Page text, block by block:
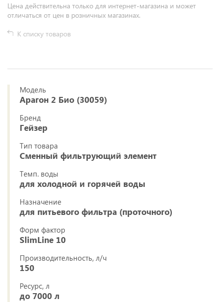
Цена действительна только для интернет-магазина и может
отличаться от цен в розничных магазинах.
К списку товаров
Модель
Арагон 2 Био (30059)
Бренд
Гейзер
Тип товара
Сменный фильтрующий элемент
Темп. воды
для холодной и горячей воды
Назначение
для питьевого фильтра (проточного)
Форм фактор
SlimLine 10
Производительность, л/ч
150
Ресурс, л
до 7000 л